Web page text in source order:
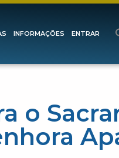
INFORMAÇÕES ENTRAR
o